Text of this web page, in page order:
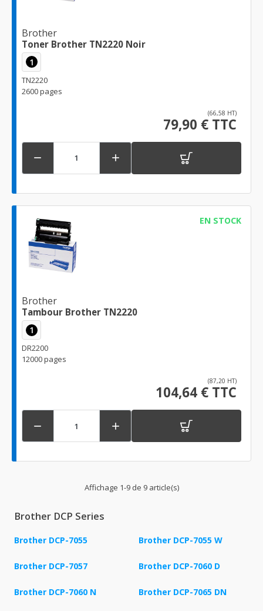
Brother
Toner Brother TN2220 Noir
1
TN2220
2600 pages
(66,58 HT)
79,90 € TTC
 
EN STOCK
Brother
Tambour Brother TN2220
1
DR2200
12000 pages
(87,20 HT)
104,64 € TTC
 
Affichage 1-9 de 9 article(s)
Brother DCP Series
Brother DCP-7055 Brother DCP-7055 W
Brother DCP-7057 Brother DCP-7060 D
Brother DCP-7060 N Brother DCP-7065 DN